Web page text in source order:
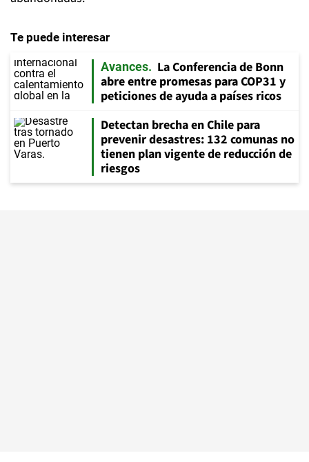
Te puede interesar
Avances
La Conferencia de Bonn
abre entre promesas para COP31 y
peticiones de ayuda a países ricos
Detectan brecha en Chile para
prevenir desastres: 132 comunas no
tienen plan vigente de reducción de
riesgos